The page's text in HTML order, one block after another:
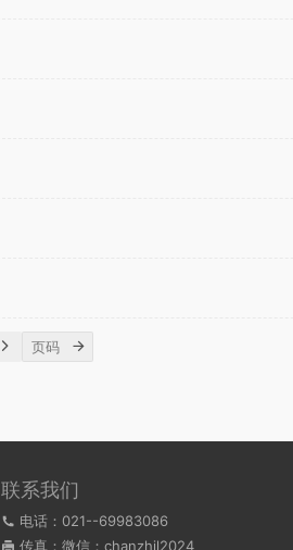
联系我们
电话：021--69983086
传真：微信：chanzhil2024